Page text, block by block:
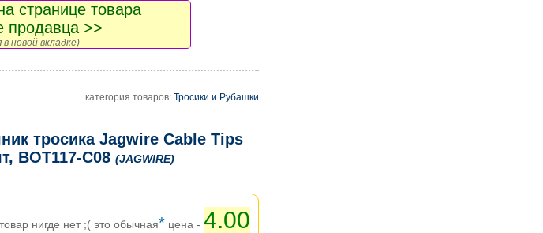
странице товара
продавца >>
новой вкладке)
категория товаров: Тросики и Рубашки
тросика Jagwire Cable Tips
BOT117-C08 (JAGWIRE)
нигде нет ;( это обычная*цена - 4.00